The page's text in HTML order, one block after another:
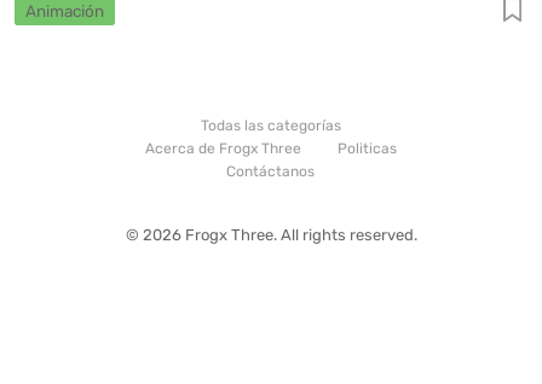
Animación
Todas las categorías
Acerca de Frogx Three
Politicas
Contáctanos
© 2026 Frogx Three. All rights reserved.